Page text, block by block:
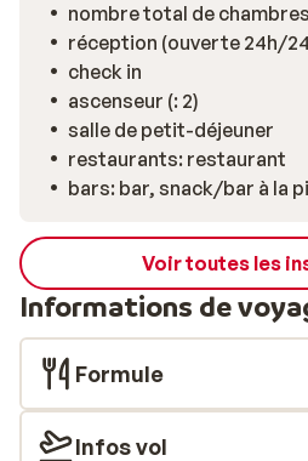
nombre total de
réception (ouverte 24h/
check in
ascenseur (: 2)
salle de petit-déjeuner
restaurants: restaurant
bars: bar, snack/bar à la
Voir toutes les
Informations de
Formule
Infos vol